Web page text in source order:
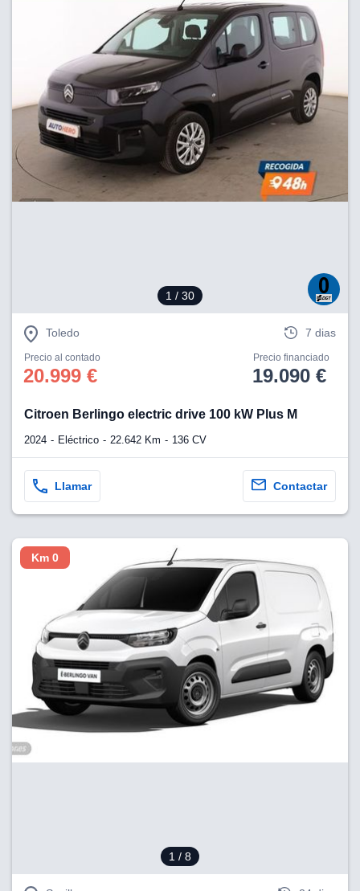
1 / 30
Toledo 7 dias
Precio al contado
20.999 €
Precio financiado
19.090 €
Citroen Berlingo electric drive 100 kW Plus M
2024 Eléctrico 22.642 Km 136 CV
Llamar Contactar
1 / 8
Km 0